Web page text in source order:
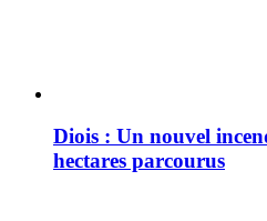
Diois : Un nouvel
hectares parcourus